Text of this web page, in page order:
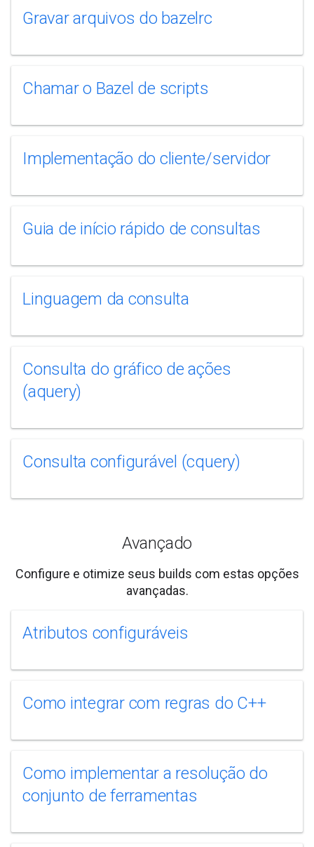
Gravar arquivos do bazelrc
Chamar o Bazel de scripts
Implementação do cliente/servidor
Guia de início rápido de consultas
Linguagem da consulta
Consulta do gráfico de ações
(aquery)
Consulta configurável (cquery)
Avançado
Configure e otimize seus builds com estas opções
avançadas.
Atributos configuráveis
Como integrar com regras do C++
Como implementar a resolução do
conjunto de ferramentas